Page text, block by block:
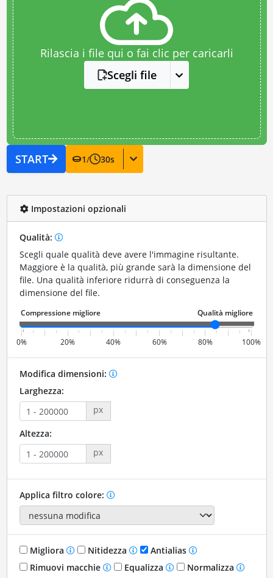
Rilascia i file qui o fai clic per caricarli
Scegli file
START 1/ 30s
Impostazioni opzionali
Qualità:
Scegli quale qualità deve avere l'immagine risultante.
Maggiore è la qualità, più grande sarà la dimensione del
file. Una qualità inferiore ridurrà di conseguenza la
dimensione del file.
0% 20% 40% 60% 80% 100%
Modifica dimensioni:
Larghezza:
px
Altezza:
px
Applica filtro colore:
Migliora Nitidezza
Antialias
Rimuovi macchie
Equalizza
Normalizza